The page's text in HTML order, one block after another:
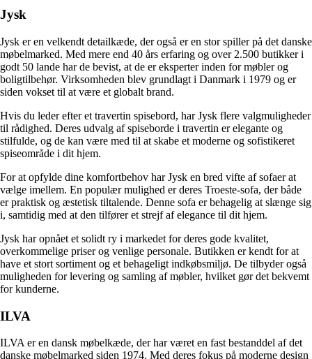
Jysk
Jysk er en velkendt detailkæde, der også er en stor spiller på det danske
møbelmarked. Med mere end 40 års erfaring og over 2.500 butikker i
godt 50 lande har de bevist, at de er eksperter inden for møbler og
boligtilbehør. Virksomheden blev grundlagt i Danmark i 1979 og er
siden vokset til at være et globalt brand.
Hvis du leder efter et travertin spisebord, har Jysk flere valgmuligheder
til rådighed. Deres udvalg af spiseborde i travertin er elegante og
stilfulde, og de kan være med til at skabe et moderne og sofistikeret
spiseområde i dit hjem.
For at opfylde dine komfortbehov har Jysk en bred vifte af sofaer at
vælge imellem. En populær mulighed er deres Troeste-sofa, der både
er praktisk og æstetisk tiltalende. Denne sofa er behagelig at slænge sig
i, samtidig med at den tilfører et strejf af elegance til dit hjem.
Jysk har opnået et solidt ry i markedet for deres gode kvalitet,
overkommelige priser og venlige personale. Butikken er kendt for at
have et stort sortiment og et behageligt indkøbsmiljø. De tilbyder også
muligheden for levering og samling af møbler, hvilket gør det bekvemt
for kunderne.
ILVA
ILVA er en dansk møbelkæde, der har været en fast bestanddel af det
danske møbelmarked siden 1974. Med deres fokus på moderne design